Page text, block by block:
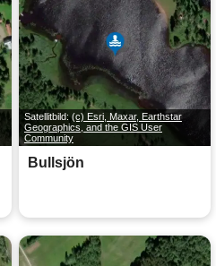
Satellitbild:(c) Esri, Maxar, Earthstar
Geographics, and the GIS User
Community
Bullsjön